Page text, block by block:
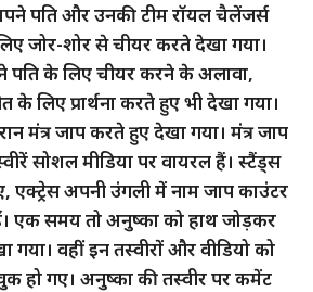
पति और उनकी टीम रॉयल चैलेंजर्स
जोर-शोर से चीयर करते देखा गया।
के लिए चीयर करने के अलावा,
के लिए प्रार्थना करते हुए भी देखा गया।
मंत्र जाप करते हुए देखा गया। मंत्र जाप
सोशल मीडिया पर वायरल हैं। स्टैंड्स
अपनी उंगली में नाम जाप काउंटर
एक समय तो अनुष्का को हाथ जोड़कर
गया। वहीं इन तस्वीरों और वीडियो को
हो गए। अनुष्का की तस्वीर पर कमेंट